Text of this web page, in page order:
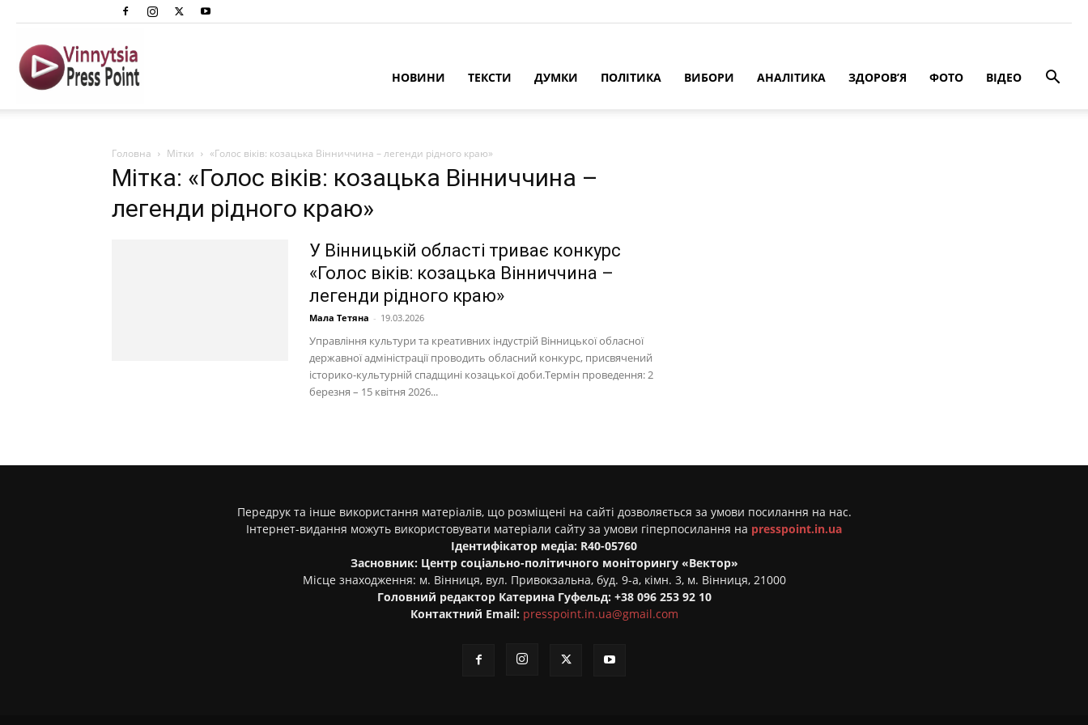
Преспоінт
НОВИНИ ТЕКСТИ ДУМКИ ПОЛІТИКА ВИБОРИ АНАЛІТИКА ЗДОРОВ’Я ФОТО ВІДЕО
Головна Мітки «Голос віків: козацька Вінниччина – легенди рідного краю»
Мітка: «Голос віків: козацька Вінниччина –
легенди рідного краю»
У Вінницькій області триває конкурс
«Голос віків: козацька Вінниччина –
легенди рідного краю»
Мала Тетяна - 19.03.2026
Управління культури та креативних індустрій Вінницької обласної
державної адміністрації проводить обласний конкурс, присвячений
історико-культурній спадщині козацької доби.Термін проведення: 2
березня – 15 квітня 2026...
Передрук та інше використання матеріалів, що розміщені на сайті дозволяється за умови посилання на нас.
Інтернет-видання можуть використовувати матеріали сайту за умови гіперпосилання на presspoint.in.ua
Ідентифікатор медіа: R40-05760
Засновник: Центр соціально-політичного моніторингу «Вектор»
Місце знаходження: м. Вінниця, вул. Привокзальна, буд. 9-а, кімн. 3, м. Вінниця, 21000
Головний редактор Катерина Гуфельд: +38 096 253 92 10
Контактний Email: presspoint.in.ua@gmail.com